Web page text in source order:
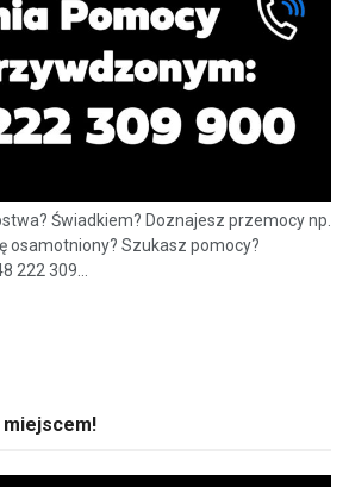
Świadkiem? Doznajesz przemocy np.
osamotniony? Szukasz pomocy?
222 309...
miejscem!